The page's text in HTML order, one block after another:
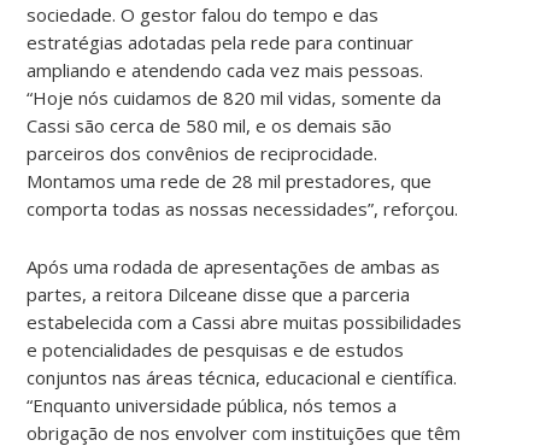
sociedade. O gestor falou do tempo e das
estratégias adotadas pela rede para continuar
ampliando e atendendo cada vez mais pessoas.
“Hoje nós cuidamos de 820 mil vidas, somente da
Cassi são cerca de 580 mil, e os demais são
parceiros dos convênios de reciprocidade.
Montamos uma rede de 28 mil prestadores, que
comporta todas as nossas necessidades”, reforçou.
Após uma rodada de apresentações de ambas as
partes, a reitora Dilceane disse que a parceria
estabelecida com a Cassi abre muitas possibilidades
e potencialidades de pesquisas e de estudos
conjuntos nas áreas técnica, educacional e científica.
“Enquanto universidade pública, nós temos a
obrigação de nos envolver com instituições que têm